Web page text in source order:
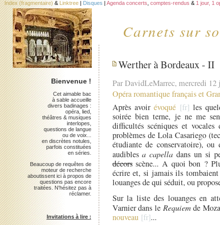
Carnets sur
Index (fragmentaire) & Linktree | Disques | Agenda concerts comptes-rendus & 1 jour, 1
Werther à Bordeaux - II
Par DavidLeMarrec, mercredi
Opéra romantique français et
Après avoir évoqué
les
soirée bien terne, je ne me
difficultés scéniques et
problèmes de Lola Casariego
étudiante de conservatoire),
audiblesa capella dans un si
décorsscène... A quoi bon ?
écrire et, si jamais ils
louanges de qui séduit, ou
Sur la liste des louanges en
Varnier dans le Requiemde
nouveau
...
Bienvenue !
Cet aimable bac
à sable accueille
divers badinages :
opéra, lied,
théâtres & musiques
interlopes,
questions de langue
ou de voix...
en discrètes notules,
parfois constituées
en séries.
Beaucoup de requêtes de
moteur de recherche
aboutissent ici à propos de
questions pas encore
traitées. N'hésitez pas à
réclamer.
Invitations à lire :